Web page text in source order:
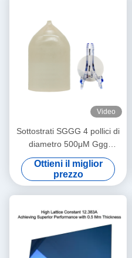
Video
Sottostrati SGGG 4 pollici di
diametro 500μM Ggg
Gadolinium Gallium Granate
Sottostrati
Ottieni il miglior
prezzo